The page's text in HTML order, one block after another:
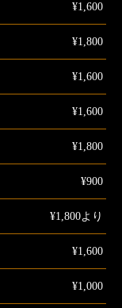
¥1,600
¥1,800
¥1,600
¥1,600
¥1,800
¥900
¥1,800より
¥1,600
¥1,000